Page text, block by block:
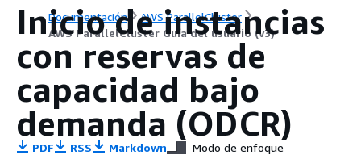
Documentación
AWS ParallelCluster
AWS ParallelCluster Guía del usuario (v3)
Inicio de instancias
con reservas de
capacidad bajo
demanda (ODCR)
PDF RSS Markdown Modo de enfoque